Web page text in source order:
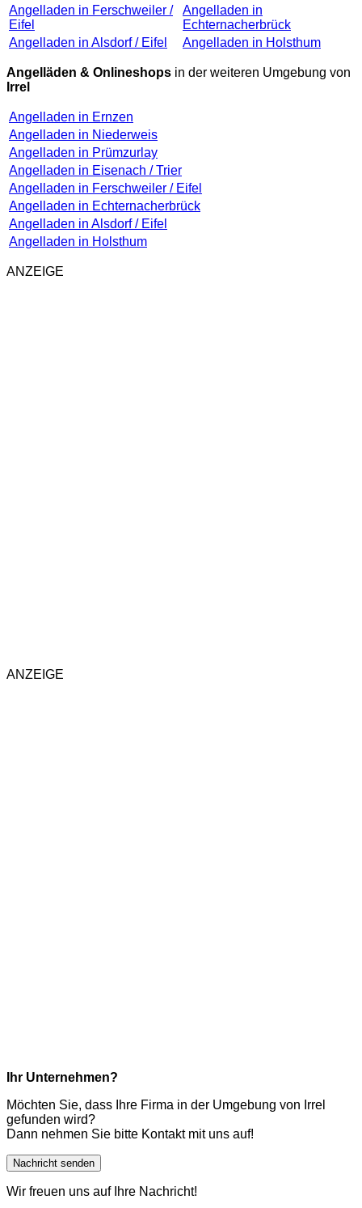
Angelladen in Ferschweiler /
Eifel
Angelladen in
Echternacherbrück
Angelladen in Alsdorf / Eifel
Angelladen in Holsthum
Angelläden & Onlineshops in der weiteren Umgebung von
Irrel
Angelladen in Ernzen
Angelladen in Niederweis
Angelladen in Prümzurlay
Angelladen in Eisenach / Trier
Angelladen in Ferschweiler / Eifel
Angelladen in Echternacherbrück
Angelladen in Alsdorf / Eifel
Angelladen in Holsthum
ANZEIGE
ANZEIGE
Ihr Unternehmen?
Möchten Sie, dass Ihre Firma in der Umgebung von Irrel
gefunden wird?
Dann nehmen Sie bitte Kontakt mit uns auf!
Nachricht senden
Wir freuen uns auf Ihre Nachricht!